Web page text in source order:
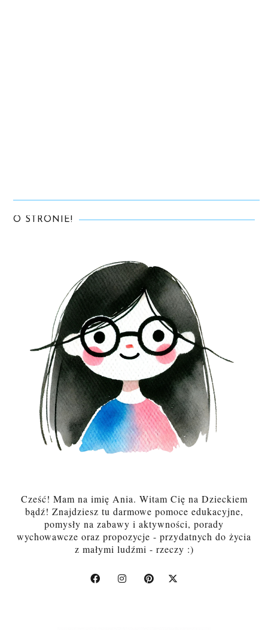
O STRONIE!
Cześć! Mam na imię Ania. Witam Cię na Dzieckiem
bądź! Znajdziesz tu darmowe pomoce edukacyjne,
pomysły na zabawy i aktywności, porady
wychowawcze oraz propozycje - przydatnych do życia
z małymi ludźmi - rzeczy :)